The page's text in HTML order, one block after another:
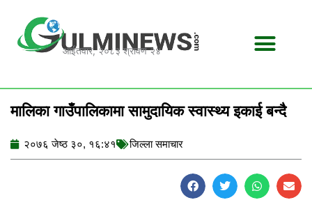
content
आईतवार, २०८३ श्रावण २४
मालिका गाउँपालिकामा सामुदायिक स्वास्थ्य इकाई बन्दै
२०७६ जेष्ठ ३०, १६:४१ जिल्ला समाचार